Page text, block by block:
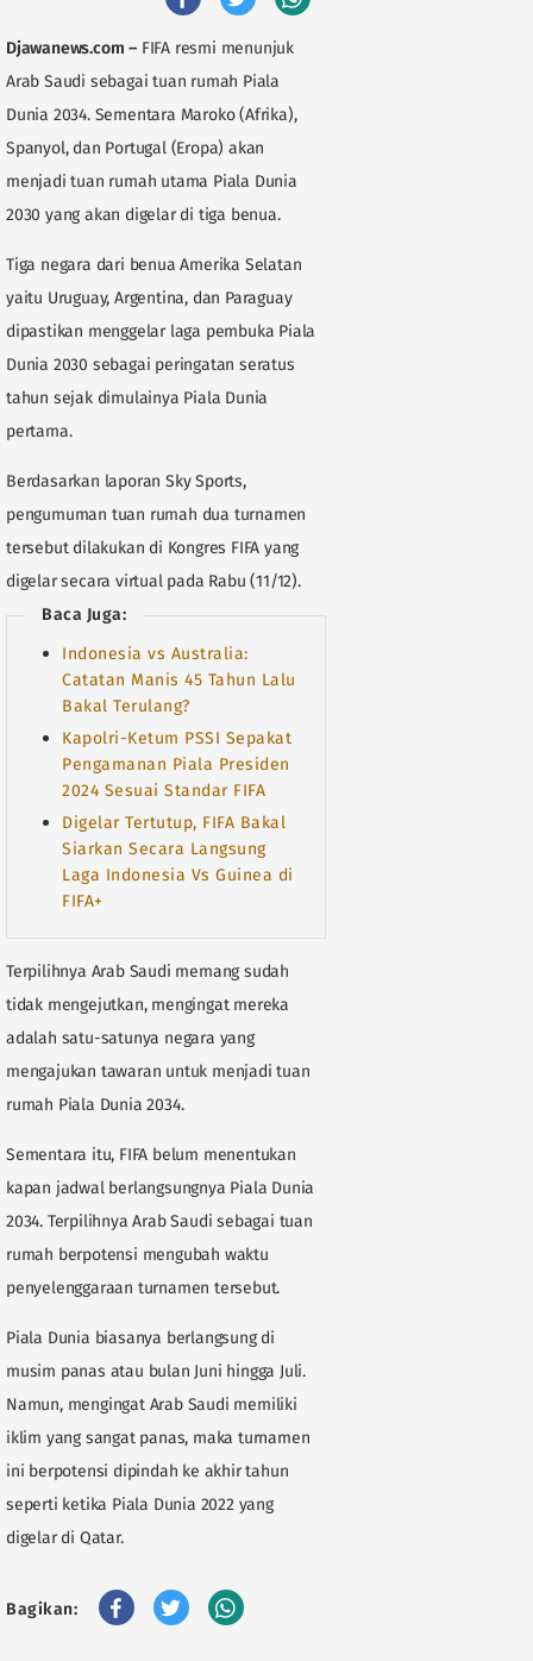
Djawanews.com – FIFA resmi menunjuk
Arab Saudi sebagai tuan rumah Piala
Dunia 2034. Sementara Maroko (Afrika),
Spanyol, dan Portugal (Eropa) akan
menjadi tuan rumah utama Piala Dunia
2030 yang akan digelar di tiga benua.
Tiga negara dari benua Amerika Selatan
yaitu Uruguay, Argentina, dan Paraguay
dipastikan menggelar laga pembuka Piala
Dunia 2030 sebagai peringatan seratus
tahun sejak dimulainya Piala Dunia
pertama.
Berdasarkan laporan Sky Sports,
pengumuman tuan rumah dua turnamen
tersebut dilakukan di Kongres FIFA yang
digelar secara virtual pada Rabu (11/12).
Baca Juga:
Indonesia vs Australia:
Catatan Manis 45 Tahun Lalu
Bakal Terulang?
Kapolri-Ketum PSSI Sepakat
Pengamanan Piala Presiden
2024 Sesuai Standar FIFA
Digelar Tertutup, FIFA Bakal
Siarkan Secara Langsung
Laga Indonesia Vs Guinea di
FIFA+
Terpilihnya Arab Saudi memang sudah
tidak mengejutkan, mengingat mereka
adalah satu-satunya negara yang
mengajukan tawaran untuk menjadi tuan
rumah Piala Dunia 2034.
Sementara itu, FIFA belum menentukan
kapan jadwal berlangsungnya Piala Dunia
2034. Terpilihnya Arab Saudi sebagai tuan
rumah berpotensi mengubah waktu
penyelenggaraan turnamen tersebut.
Piala Dunia biasanya berlangsung di
musim panas atau bulan Juni hingga Juli.
Namun, mengingat Arab Saudi memiliki
iklim yang sangat panas, maka turnamen
ini berpotensi dipindah ke akhir tahun
seperti ketika Piala Dunia 2022 yang
digelar di Qatar.
Bagikan: